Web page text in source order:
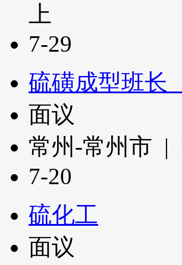
上
7-29
硫磺成型班长
面议
常州-常州市
7-20
硫化工
面议